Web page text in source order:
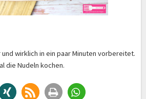
wirklich in ein paar Minuten vorbereitet.
die Nudeln kochen.